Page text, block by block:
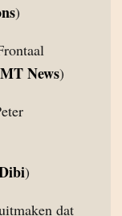
)
MT News)
)
dat